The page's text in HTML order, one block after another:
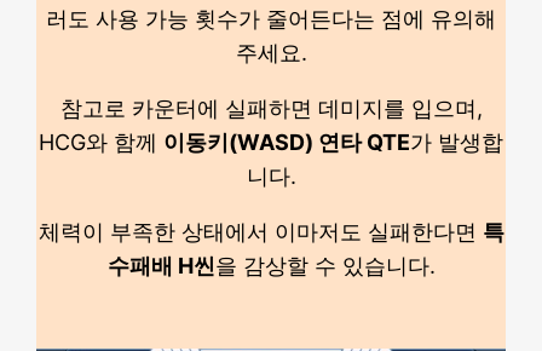
러도 사용 가능 횟수가 줄어든다는 점에 유의해
주세요.
참고로 카운터에 실패하면 데미지를 입으며,
HCG와 함께 이동키(WASD) 연타 QTE가 발생합
니다.
체력이 부족한 상태에서 이마저도 실패한다면 특
수패배 H씬을 감상할 수 있습니다.